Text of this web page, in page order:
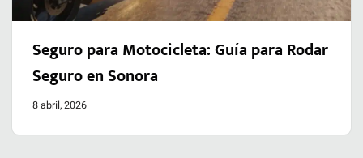
Seguro para Motocicleta: Guía para Rodar
Seguro en Sonora
8 abril, 2026